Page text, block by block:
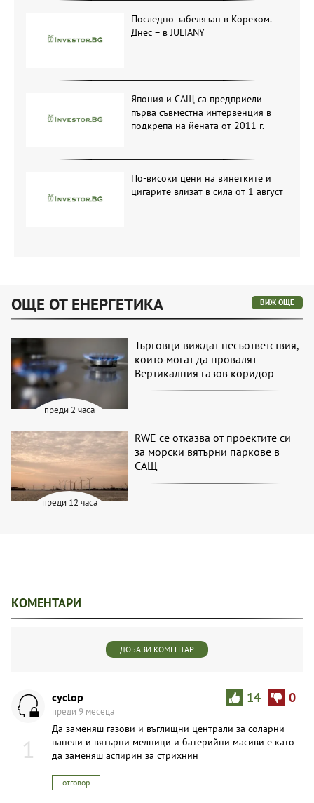
Последно забелязан в Кореком.
Днес – в JULIANY
Япония и САЩ са предприели
първа съвместна интервенция в
подкрепа на йената от 2011 г.
По-високи цени на винетките и
цигарите влизат в сила от 1 август
ОЩЕ ОТ ЕНЕРГЕТИКА ВИЖ ОЩЕ
преди 2 часа
Търговци виждат несъответствия,
които могат да провалят
Вертикалния газов коридор
преди 12 часа
RWE се отказва от проектите си
за морски вятърни паркове в
САЩ
КОМЕНТАРИ
ДОБАВИ КОМЕНТАР
1
14 0
cyclop
преди 9 месеца
Да заменяш газови и въглищни централи за соларни
панели и вятърни мелници и батерийни масиви е като
да заменяш аспирин за стрихнин
отговор